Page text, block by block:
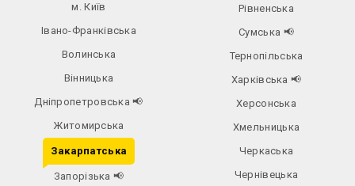
м. Київ
Івано-Франківська
Волинська
Вінницька
Дніпропетровська📢
Житомирська
Закарпатська
Запорізька 📢
Рівненська
Сумська 📢
Тернопільська
Харківська 📢
Херсонська
Хмельницька
Черкаська
Чернівецька